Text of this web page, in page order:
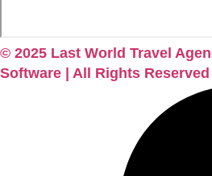
© 2025 Last World Travel
Software | All Rights Reserved